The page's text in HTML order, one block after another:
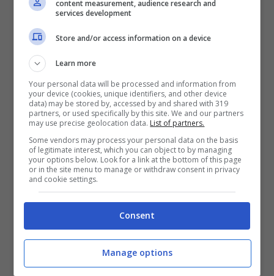
tra cui incantesimi a bersaglio singolo,
trappole, area di effetto (attacchi ad
Utilizza un arco magico con quattro
diversi tipi di frecce come freccia
normale, freccia di rimbalzo, freccia
esplosiva e freccia passante.
Approfitta di un grande XP e sistema di
aggiornamento che motiva i giocatori a
esplorare completamente ogni terra e
dungeon.
Sperimenta aree di gioco uniche con
piattaforme entusiasmanti che
content measurement, audience research and
services development
Store and/or access information on a device
Learn more
Your personal data will be processed and information from
your device (cookies, unique identifiers, and other device
data) may be stored by, accessed by and shared with 319
partners, or used specifically by this site. We and our partners
may use precise geolocation data. List of partners.
Some vendors may process your personal data on the basis
of legitimate interest, which you can object to by managing
your options below. Look for a link at the bottom of this page
or in the site menu to manage or withdraw consent in privacy
and cookie settings.
Consent
Manage options